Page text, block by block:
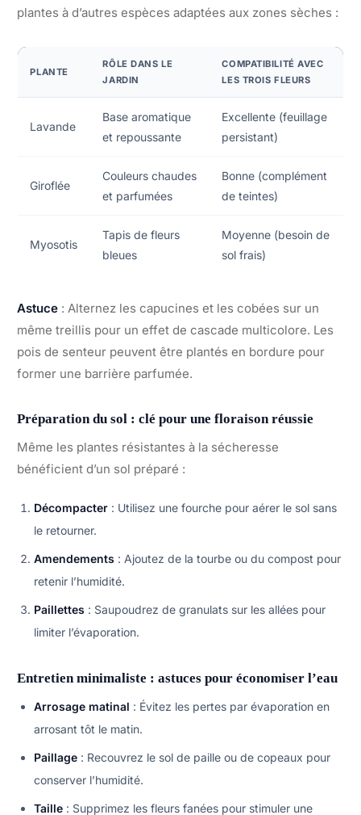
plantes à d’autres espèces adaptées aux zones sèches :
PLANTE
RÔLE DANS LE
JARDIN
COMPATIBILITÉ AVEC
LES TROIS FLEURS
Lavande
Base aromatique
et repoussante
Excellente (feuillage
persistant)
Giroflée
Couleurs chaudes
et parfumées
Bonne (complément
de teintes)
Myosotis
Tapis de fleurs
bleues
Moyenne (besoin de
sol frais)
Astuce : Alternez les capucines et les cobées sur un
même treillis pour un effet de cascade multicolore. Les
pois de senteur peuvent être plantés en bordure pour
former une barrière parfumée.
Préparation du sol : clé pour une floraison réussie
Même les plantes résistantes à la sécheresse
bénéficient d’un sol préparé :
Décompacter : Utilisez une fourche pour aérer le sol sans
le retourner.
Amendements : Ajoutez de la tourbe ou du compost pour
retenir l’humidité.
Paillettes : Saupoudrez de granulats sur les allées pour
limiter l’évaporation.
Entretien minimaliste : astuces pour économiser l’eau
Arrosage matinal : Évitez les pertes par évaporation en
arrosant tôt le matin.
Paillage : Recouvrez le sol de paille ou de copeaux pour
conserver l’humidité.
Taille : Supprimez les fleurs fanées pour stimuler une